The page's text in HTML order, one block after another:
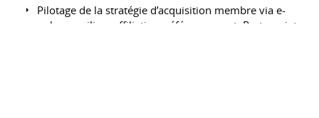
Pilotage de la stratégie d’acquisition membre via e-
pub, e-mailing, affiliation, référencement, Partenariats